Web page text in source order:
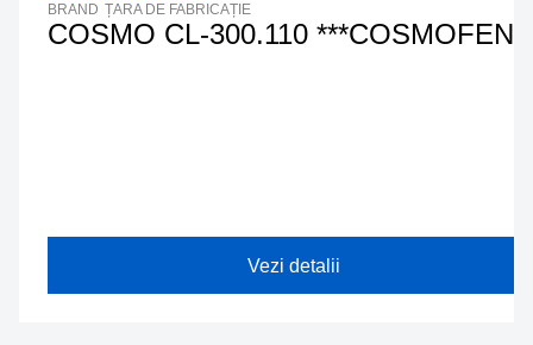
COSMO CL-300.110 ***COSMOFEN
BRAND ȚARA DE FABRICAȚIE
Vezi detalii